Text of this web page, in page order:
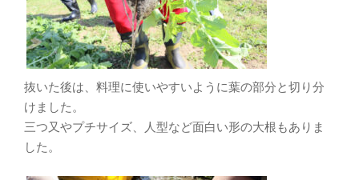
抜いた後は、料理に使いやすいように葉の部分と切り分
けました。
三つ又やプチサイズ、人型など面白い形の大根もありま
した。